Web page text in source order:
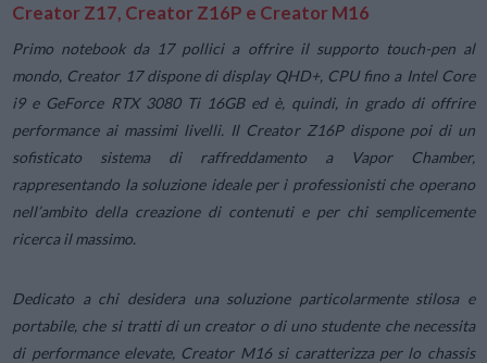
Creator Z17, Creator Z16P e Creator M16
Primo notebook da 17 pollici a offrire il supporto touch-pen al
mondo, Creator 17 dispone di display QHD+, CPU fino a Intel Core
i9 e GeForce RTX 3080 Ti 16GB ed è, quindi, in grado di offrire
performance ai massimi livelli. Il Creator Z16P dispone poi di un
sofisticato sistema di raffreddamento a Vapor Chamber,
rappresentando la soluzione ideale per i professionisti che operano
nell’ambito della creazione di contenuti e per chi semplicemente
ricerca il massimo.
Dedicato a chi desidera una soluzione particolarmente stilosa e
portabile, che si tratti di un creator o di uno studente che necessita
di performance elevate, Creator M16 si caratterizza per lo chassis